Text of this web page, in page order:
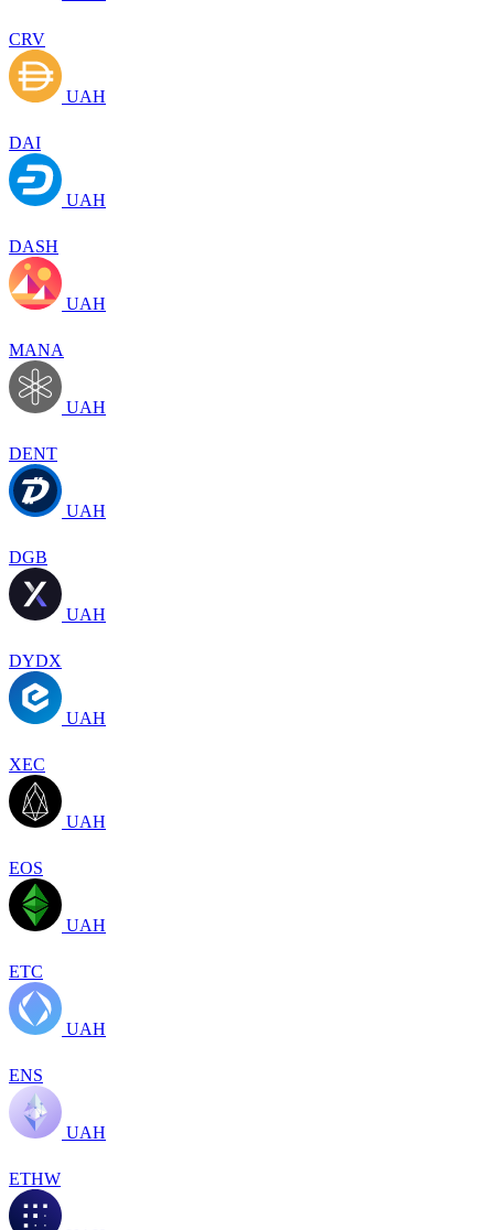
CRV
UAH
DAI
UAH
DASH
UAH
MANA
UAH
DENT
UAH
DGB
UAH
DYDX
UAH
XEC
UAH
EOS
UAH
ETC
UAH
ENS
UAH
ETHW